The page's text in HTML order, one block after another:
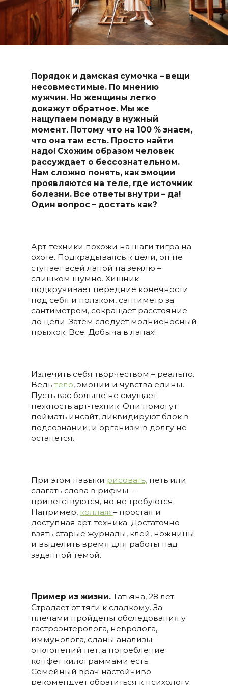
Порядок и дамская сумочка – вещи
несовместимые. По мнению
мужчин. Но женщины легко
докажут обратное. Мы же
нащупаем помаду в нужный
момент. Потому что на 100 % знаем,
что она там есть. Просто найти
надо! Схожим образом человек
рассуждает о бессознательном.
Нам сложно понять, как эмоции
проявляются на теле, где источник
болезни. Все ответы внутри – да!
Один вопрос – достать как?
Арт-техники похожи на шаги тигра на
охоте. Подкрадываясь к цели, он не
ступает всей лапой на землю –
слишком шумно. Хищник
подкручивает передние конечности
под себя и ползком, сантиметр за
сантиметром, сокращает расстояние
до цели. Затем следует молниеносный
прыжок. Все. Добыча в лапах!
Излечить себя творчеством – реально.
Ведьтело, эмоции и чувства едины.
Пусть вас больше не смущает
нежность арт-техник. Они помогут
поймать инсайт, ликвидируют блок в
подсознании, и организм в долгу не
останется.
При этом навыки рисовать,петь или
слагать слова в рифмы –
приветствуются, но не требуются.
Например, коллаж – простая и
доступная арт-техника. Достаточно
взять старые журналы, клей, ножницы
и выделить время для работы над
заданной темой.
Пример из жизни.Татьяна, 28 лет.
Страдает от тяги к сладкому. За
плечами пройдены обследования у
гастроэнтеролога, невролога,
иммунолога, сданы анализы –
отклонений нет, а потребление
конфет килограммами есть.
Семейный врач настойчиво
рекомендует обратиться к психологу.